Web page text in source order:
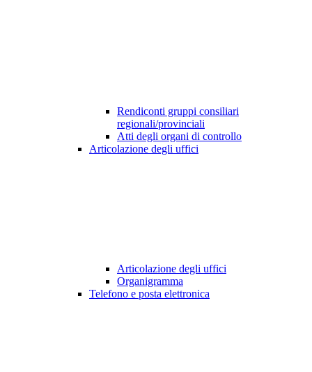
Rendiconti gruppi consiliari
regionali/provinciali
Atti degli organi di controllo
Articolazione degli uffici
Articolazione degli uffici
Organigramma
Telefono e posta elettronica